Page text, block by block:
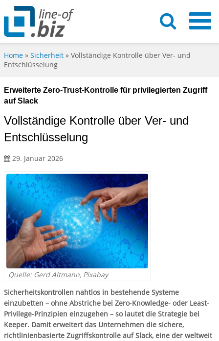
Home » Sicherheit » Vollständige Kontrolle über Ver- und
Entschlüsselung
Erweiterte Zero-Trust-Kontrolle für privilegierten Zugriff
auf Slack
Vollständige Kontrolle über Ver- und
Entschlüsselung
29. Januar 2026
Quelle: Gerd Altmann, Pixabay
Sicherheitskontrollen nahtlos in bestehende Systeme
einzubetten – ohne Abstriche bei Zero-Knowledge- oder Least-
Privilege-Prinzipien einzugehen – so lautet die Strategie bei
Keeper. Damit erweitert das Unternehmen die sichere,
richtlinienbasierte Zugriffskontrolle auf Slack, eine der weltweit